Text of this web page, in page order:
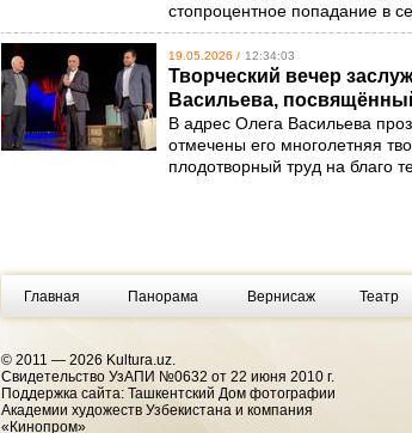
стопроцентное попадание в
19.05.2026 / 12:34:03
Творческий вечер
Васильева,
В адрес Олега Васильева
отмечены его многолетняя
плодотворный труд на благо
Главная Панорама Вернисаж Театр
© 2011 — 2026 Kultura.uz.
Cвидетельство УзАПИ №0632 от 22 июня 2010 г.
Поддержка сайта: Ташкентский Дом фотографии
Академии художеств Узбекистана и компания
«Кинопром»